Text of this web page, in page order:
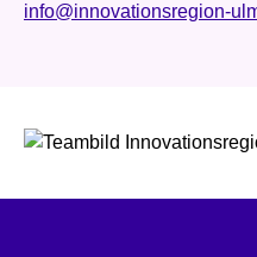
info@innovationsregion-